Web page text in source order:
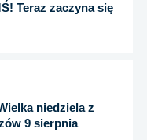
Teraz zaczyna się
niedziela z
9 sierpnia